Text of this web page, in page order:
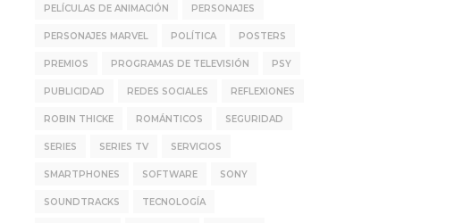
PELÍCULAS DE ANIMACIÓN PERSONAJES
PERSONAJES MARVEL POLÍTICA POSTERS
PREMIOS PROGRAMAS DE TELEVISIÓN PSY
PUBLICIDAD REDES SOCIALES REFLEXIONES
ROBIN THICKE ROMÁNTICOS SEGURIDAD
SERIES SERIES TV SERVICIOS
SMARTPHONES SOFTWARE SONY
SOUNDTRACKS TECNOLOGÍA